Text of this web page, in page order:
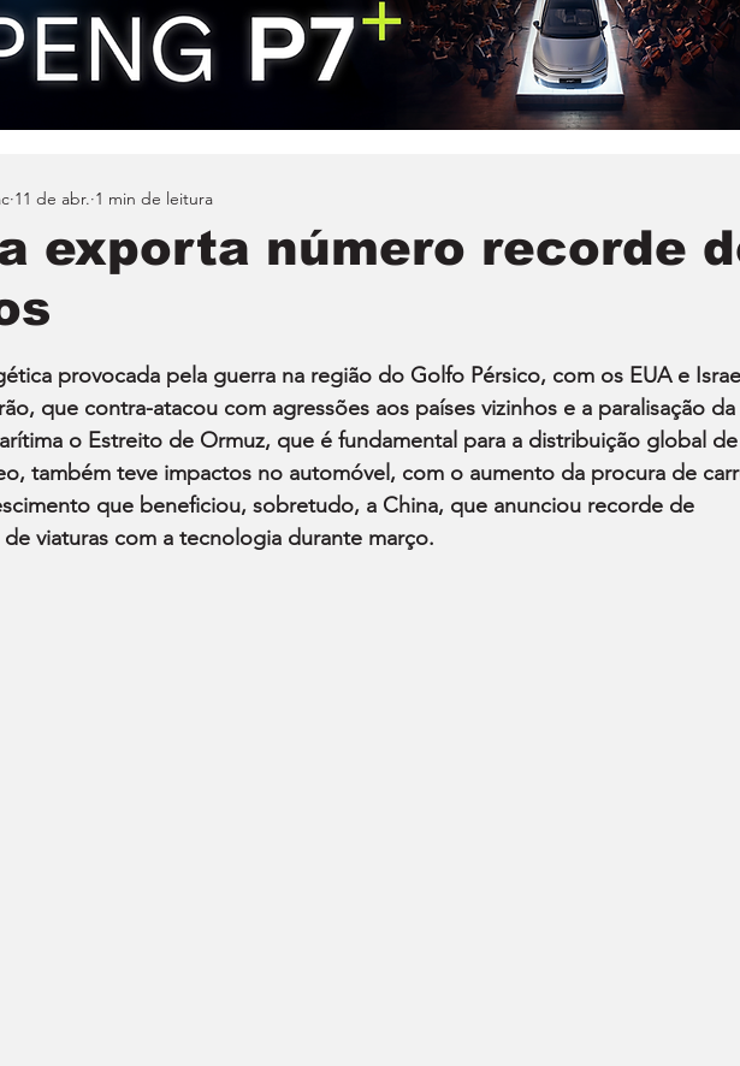
exporta número recorde
11 de abr. 1 min de leitura
NaN de 5 estrelas.
provocada pela guerra na região do Golfo Pérsico, com os EUA e
que contra-atacou com agressões aos países vizinhos e a paralisação da
o Estreito de Ormuz, que é fundamental para a distribuição global de
também teve impactos no automóvel, com o aumento da procura de
que beneficiou, sobretudo, a China, que anunciou recorde de
viaturas com a tecnologia durante março.